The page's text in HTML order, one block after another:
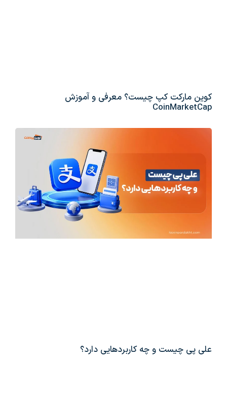
کوین مارکت کپ چیست؟ معرفی و آموزش
CoinMarketCap
علی پی چیست و چه کاربردهایی دارد؟